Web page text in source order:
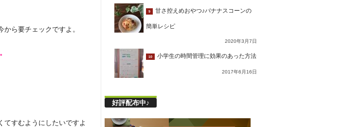
ら要チェックですよ。
てすむようにしたいですよ
9 甘さ控えめおやつ♪バナナスコーンの
簡単レシピ
2020年3月7日
10 小学生の時間管理に効果のあった方法
2017年6月16日
好評配布中♪